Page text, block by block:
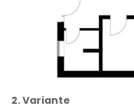
2. Variante